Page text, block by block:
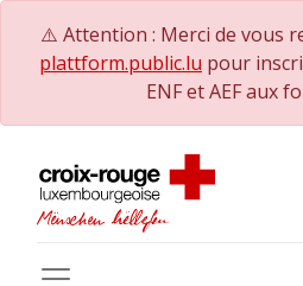
⚠️ Attention : Merci de vous
plattform.public.lu pour
ENF et AEF aux